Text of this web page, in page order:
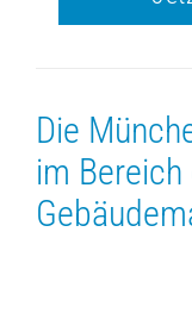
Die
im Bereich